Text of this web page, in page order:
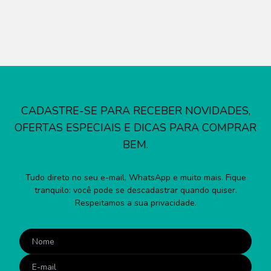
CADASTRE-SE PARA RECEBER NOVIDADES,
OFERTAS ESPECIAIS E DICAS PARA COMPRAR
BEM.
Tudo direto no seu e-mail, WhatsApp e muito mais. Fique
tranquilo: você pode se descadastrar quando quiser.
Respeitamos a sua privacidade.